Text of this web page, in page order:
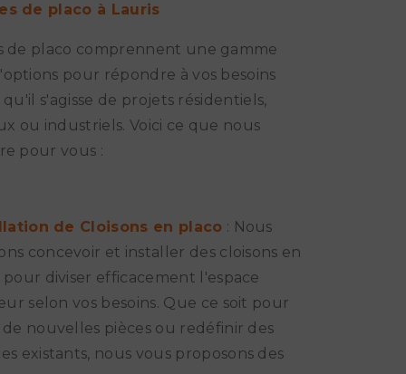
de placo à Lauris
de placo comprennent une gamme
pour répondre à vos besoins
qu'il s'agisse de projets résidentiels,
ou industriels. Voici ce que nous
pour vous :
de Cloisons en placo : Nous
concevoir et installer des cloisons en
pour diviser efficacement l'espace
selon vos besoins. Que ce soit pour
nouvelles pièces ou redéfinir des
existants, nous vous proposons des